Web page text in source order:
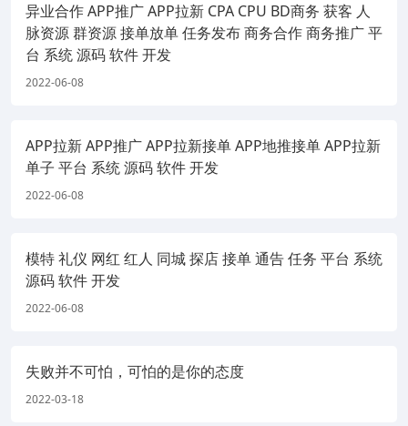
异业合作 APP推广 APP拉新 CPA CPU BD商务 获客 人
脉资源 群资源 接单放单 任务发布 商务合作 商务推广 平
台 系统 源码 软件 开发
2022-06-08
APP拉新 APP推广 APP拉新接单 APP地推接单 APP拉新
单子 平台 系统 源码 软件 开发
2022-06-08
模特 礼仪 网红 红人 同城 探店 接单 通告 任务 平台 系统
源码 软件 开发
2022-06-08
失败并不可怕，可怕的是你的态度
2022-03-18